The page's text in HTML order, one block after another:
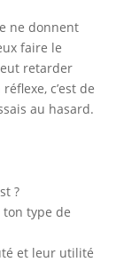
ne donnent
faire le
retarder
c’est de
au hasard.
?
type de
et leur utilité